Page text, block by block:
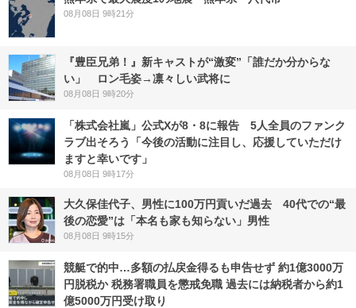
08月08日 9時21分
『豊臣兄弟！』新キャストが“激変”「誰だか分からな
い」 ロン毛姿→凛々しい武将に
08月08日 9時20分
「株式会社嵐」公式Xが8・8に報告 5人全員のファンク
ラブ出そろう「今後の活動に注目し、応援していただけ
ますと幸いです」
08月08日 9時17分
大久保佳代子、男性に100万円貢いだ過去 40代での“最
後の恋愛”は「本名も家も知らない」男性
08月08日 9時15分
競艇で的中…多額の払戻金得るも申告せず 約1億3000万
円脱税か 税務署職員を懲戒免職 過去には納税者から約1
億5000万円受け取り